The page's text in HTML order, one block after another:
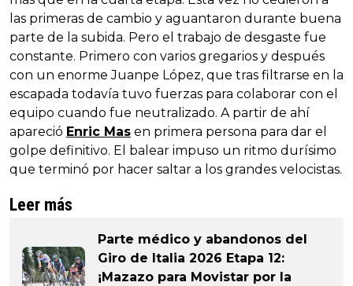
las primeras de cambio y aguantaron durante buena
parte de la subida. Pero el trabajo de desgaste fue
constante. Primero con varios gregarios y después
con un enorme Juanpe López, que tras filtrarse en la
escapada todavía tuvo fuerzas para colaborar con el
equipo cuando fue neutralizado. A partir de ahí
apareció Enric Mas en primera persona para dar el
golpe definitivo. El balear impuso un ritmo durísimo
que terminó por hacer saltar a los grandes velocistas.
Leer más
Parte médico y abandonos del
Giro de Italia 2026 Etapa 12:
¡Mazazo para Movistar por la